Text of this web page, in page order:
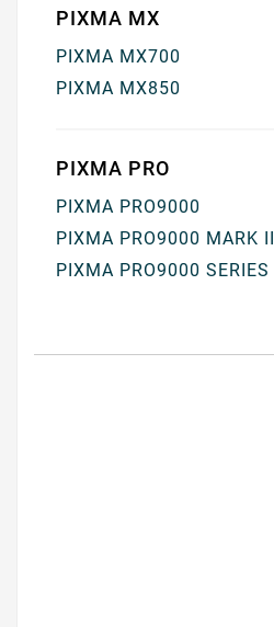
PIXMA MX
PIXMA MX700
PIXMA MX850
PIXMA PRO
PIXMA PRO9000
PIXMA PRO9000 MARK II
PIXMA PRO9000 SERIES